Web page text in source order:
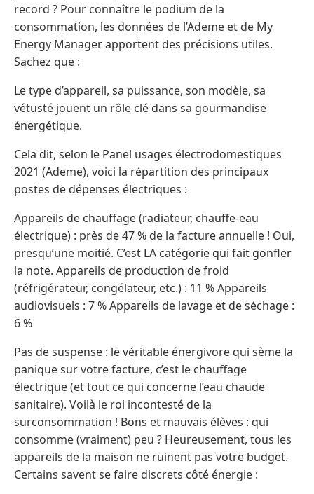
record ? Pour connaître le podium de la
consommation, les données de l’Ademe et de My
Energy Manager apportent des précisions utiles.
Sachez que :
Le type d’appareil, sa puissance, son modèle, sa
vétusté jouent un rôle clé dans sa gourmandise
énergétique.
Cela dit, selon le Panel usages électrodomestiques
2021 (Ademe), voici la répartition des principaux
postes de dépenses électriques :
Appareils de chauffage (radiateur, chauffe-eau
électrique) : près de 47 % de la facture annuelle ! Oui,
presqu’une moitié. C’est LA catégorie qui fait gonfler
la note. Appareils de production de froid
(réfrigérateur, congélateur, etc.) : 11 % Appareils
audiovisuels : 7 % Appareils de lavage et de séchage :
6 %
Pas de suspense : le véritable énergivore qui sème la
panique sur votre facture, c’est le chauffage
électrique (et tout ce qui concerne l’eau chaude
sanitaire). Voilà le roi incontesté de la
surconsommation ! Bons et mauvais élèves : qui
consomme (vraiment) peu ? Heureusement, tous les
appareils de la maison ne ruinent pas votre budget.
Certains savent se faire discrets côté énergie :